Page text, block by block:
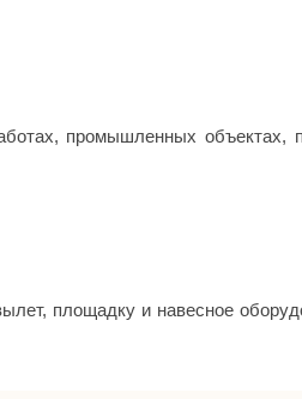
промышленных
площадку и навесное